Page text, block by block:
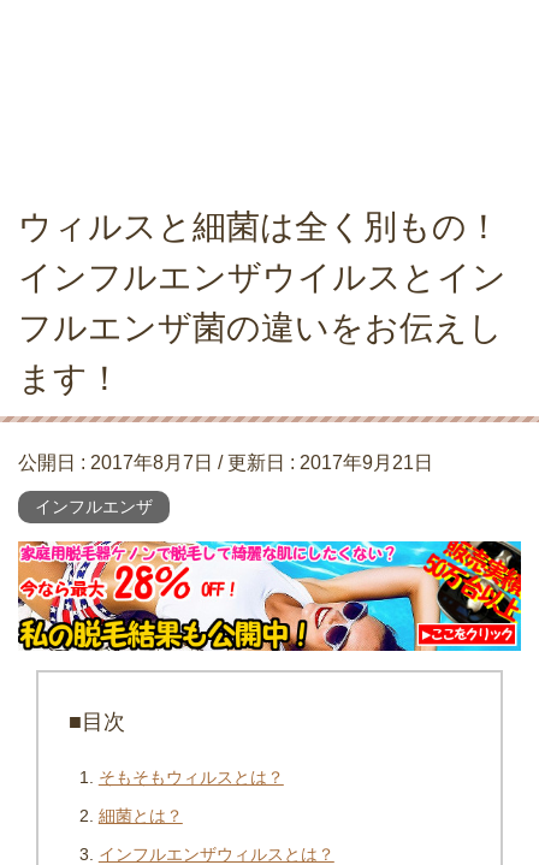
ウィルスと細菌は全く別もの！
インフルエンザウイルスとイン
フルエンザ菌の違いをお伝えし
ます！
公開日 : 2017年8月7日 / 更新日 : 2017年9月21日
インフルエンザ
■目次
そもそもウィルスとは？
細菌とは？
インフルエンザウィルスとは？